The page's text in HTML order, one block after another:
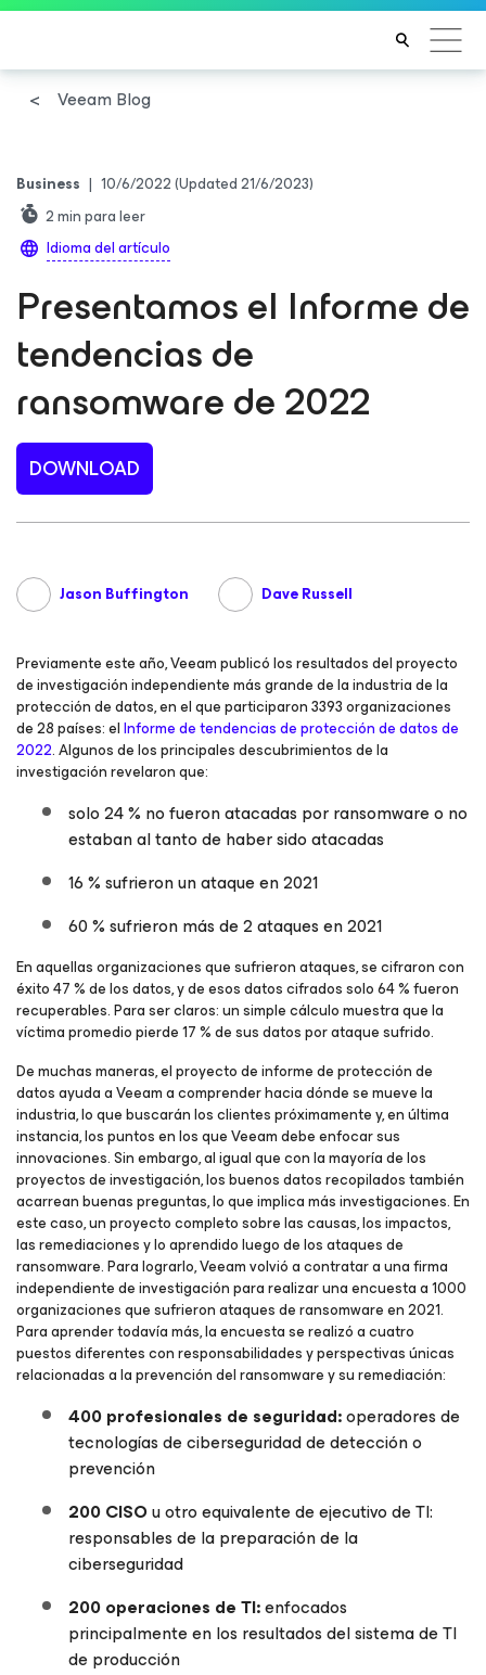
Veeam Blog
Business | 10/6/2022(Updated 21/6/2023)
2min para leer
Idioma del artículo
Presentamos el Informe de
tendencias de
ransomware de 2022
DOWNLOAD
Jason Buffington Dave Russell
Previamente este año, Veeam publicó los resultados del proyecto
de investigación independiente más grande de la industria de la
protección de datos, en el que participaron 3393 organizaciones
de 28 países: elInforme de tendencias de protección de datos de
2022. Algunos de los principales descubrimientos de la
investigación revelaron que:
solo 24 % no fueron atacadas por ransomware o no
estaban al tanto de haber sido atacadas
16 % sufrieron un ataque en 2021
60 % sufrieron más de 2 ataques en 2021
En aquellas organizaciones que sufrieron ataques, se cifraron con
éxito 47 % de los datos, y de esos datos cifrados solo 64 % fueron
recuperables. Para ser claros: un simple cálculo muestraque la
víctima promedio pierde 17 % de sus datos por ataque sufrido.
De muchas maneras, el proyecto de informe de protección de
datos ayuda a Veeam a comprender hacia dónde se mueve la
industria, lo que buscarán los clientes próximamente y, en última
instancia, los puntos en los que Veeam debe enfocar sus
innovaciones. Sin embargo, al igual que con la mayoría de los
proyectos de investigación, los buenos datos recopilados también
acarrean buenas preguntas, lo que implica más investigaciones. En
este caso, un proyecto completo sobre las causas, los impactos,
las remediaciones y lo aprendido luego de los ataques de
ransomware. Para lograrlo, Veeam volvió a contratar a una firma
independiente de investigación para realizar una encuesta a 1000
organizaciones que sufrieron ataques de ransomware en 2021.
Para aprender todavía más, la encuesta se realizó a cuatro
puestos diferentes con responsabilidades y perspectivas únicas
relacionadas a la prevención del ransomware y su remediación:
400 profesionales de seguridad:operadores de
tecnologías de ciberseguridad de detección o
prevención
200 CISOu otro equivalente de ejecutivo de TI:
responsables de la preparación de la
ciberseguridad
200 operaciones de TI:enfocados
principalmente en los resultados del sistema de TI
de producción